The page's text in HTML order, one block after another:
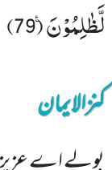
لَّظٰلِمُوْنَ۠ (79)
کنزالایمان